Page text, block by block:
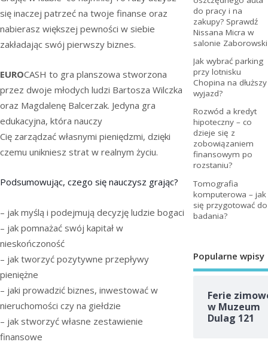
się inaczej patrzeć na twoje finanse oraz
nabierasz większej pewności w siebie
zakładając swój pierwszy biznes.
EUROCASH to gra planszowa stworzona
przez dwoje młodych ludzi Bartosza Wilczka
oraz Magdalenę Balcerzak. Jedyna gra
edukacyjna, która nauczy
Cię zarządzać własnymi pieniędzmi, dzięki
czemu unikniesz strat w realnym życiu.
Podsumowując, czego się nauczysz grając?
– jak myślą i podejmują decyzję ludzie bogaci
– jak pomnażać swój kapitał w
nieskończoność
– jak tworzyć pozytywne przepływy
pieniężne
– jaki prowadzić biznes, inwestować w
nieruchomości czy na giełdzie
– jak stworzyć własne zestawienie
finansowe
do pracy i na
zakupy? Sprawdź
Nissana Micra w
salonie Zaborowski
Jak wybrać parking
przy lotnisku
Chopina na dłuższy
wyjazd?
Rozwód a kredyt
hipoteczny – co
dzieje się z
zobowiązaniem
finansowym po
rozstaniu?
Tomografia
komputerowa – jak
się przygotować do
badania?
Popularne wpisy
Ferie
w Muzeum
Dulag 121